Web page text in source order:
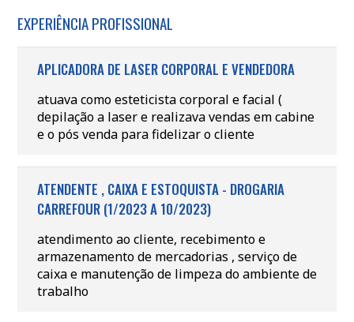
EXPERIÊNCIA PROFISSIONAL
APLICADORA DE LASER CORPORAL E VENDEDORA
atuava como esteticista corporal e facial (
depilação a laser e realizava vendas em cabine
e o pós venda para fidelizar o cliente
ATENDENTE , CAIXA E ESTOQUISTA - DROGARIA
CARREFOUR (1/2023 A 10/2023)
atendimento ao cliente, recebimento e
armazenamento de mercadorias , serviço de
caixa e manutenção de limpeza do ambiente de
trabalho